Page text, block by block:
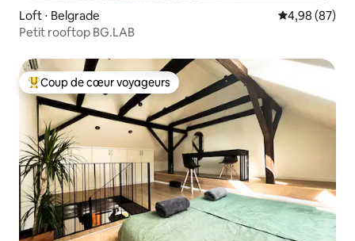
Loft ⋅ Belgrade Évaluation
4,98 (87)
Petit rooftop BG.LAB
Coups de cœur voyageurs les plus appréciés
Coup de cœur voyageurs